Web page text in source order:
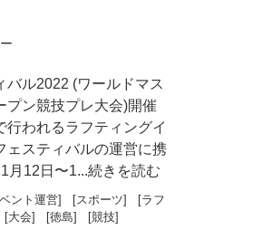
バル2022 (ワールドマス
プン競技プレ大会)開催
われるラフティングイ
ェスティバルの運営に携
月12日〜1...続きを読む
ント運営] [スポーツ] [ラフ
[大会] [徳島] [競技]